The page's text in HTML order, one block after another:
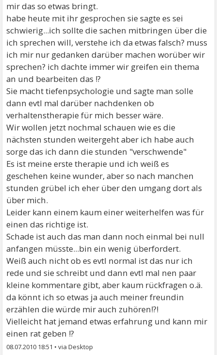
mir das so etwas bringt.
habe heute mit ihr gesprochen sie sagte es sei
schwierig...ich sollte die sachen mitbringen über die
ich sprechen will, verstehe ich da etwas falsch? muss
ich mir nur gedanken darüber machen worüber wir
sprechen? ich dachte immer wir greifen ein thema
an und bearbeiten das !?
Sie macht tiefenpsychologie und sagte man solle
dann evtl mal darüber nachdenken ob
verhaltenstherapie für mich besser wäre.
Wir wollen jetzt nochmal schauen wie es die
nächsten stunden weitergeht aber ich habe auch
sorge das ich dann die stunden "verschwende"
Es ist meine erste therapie und ich weiß es
geschehen keine wunder, aber so nach manchen
stunden grübel ich eher über den umgang dort als
über mich.
Leider kann einem kaum einer weiterhelfen was für
einen das richtige ist.
Schade ist auch das man dann noch einmal bei null
anfangen müsste...bin ein wenig überfordert.
Weiß auch nicht ob es evtl normal ist das nur ich
rede und sie schreibt und dann evtl mal nen paar
kleine kommentare gibt, aber kaum rückfragen o.ä.
da könnt ich so etwas ja auch meiner freundin
erzählen die würde mir auch zuhören!?!
Vielleicht hat jemand etwas erfahrung und kann mir
einen rat geben !?
08.07.2010 18:51 •